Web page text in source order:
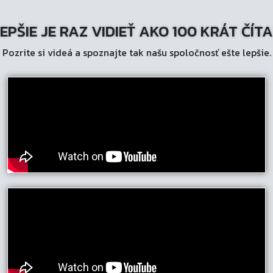
JE RAZ VIDIEŤ AKO 100 KRÁT
Pozrite si videá a spoznajte tak našu spoločnosť ešte lepšie.